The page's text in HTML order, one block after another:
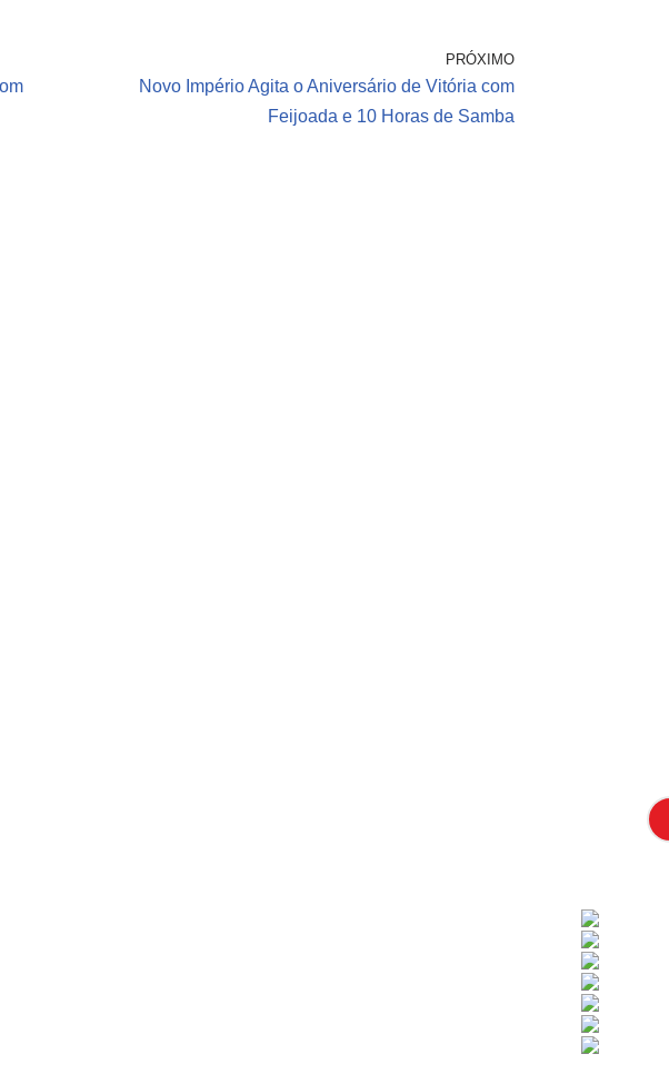
PRÓXIMO
Novo Império Agita o Aniversário de Vitória com
Feijoada e 10 Horas de Samba